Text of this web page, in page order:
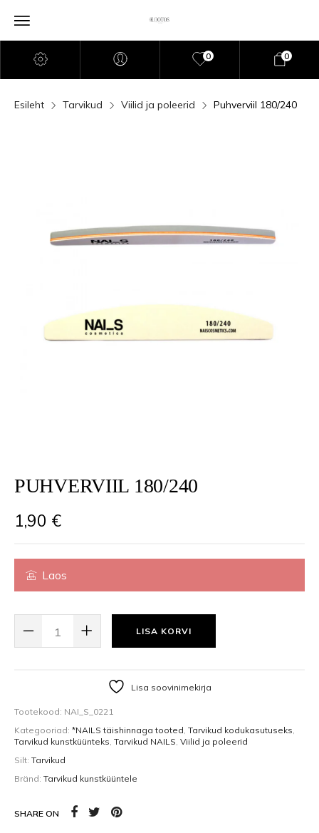
0 0
Esileht Tarvikud Viilid ja poleerid Puhverviil 180/240
PUHVERVIIL 180/240
1,90 €
Laos
LISA KORVI
Lisa soovinimekirja
Tootekood: NAI_S_0221
Kategooriad: *NAILS täishinnaga tooted, Tarvikud kodukasutuseks,
Tarvikud kunstküünteks, Tarvikud NAILS, Viilid ja poleerid
Silt: Tarvikud
Bränd: Tarvikud kunstküüntele
SHARE ON